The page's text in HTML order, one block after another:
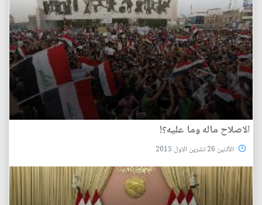
الاصلاح ماله وما عليه؟!
الأثنين 26 تشرين الاول 2015